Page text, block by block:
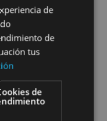
de
de
tus
de